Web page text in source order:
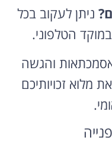
ניתן לעקוב בכל
הטלפוני.
והגשה
מלוא זכויותיכם